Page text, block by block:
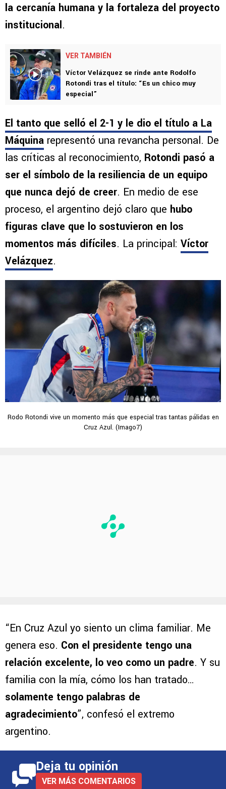
la cercanía humana y la fortaleza del proyecto
institucional.
VER TAMBIÉN
Víctor Velázquez se rinde ante Rodolfo
Rotondi tras el título: “Es un chico muy
especial”
El tanto que selló el 2-1 y le dio el título a La
Máquina representó una revancha personal. De
las críticas al reconocimiento, Rotondi pasó a
ser el símbolo de la resiliencia de un equipo
que nunca dejó de creer. En medio de ese
proceso, el argentino dejó claro que hubo
figuras clave que lo sostuvieron en los
momentos más difíciles. La principal: Víctor
Velázquez.
Rodo Rotondi vive un momento más que especial tras tantas pálidas en
Cruz Azul. (Imago7)
“En Cruz Azul yo siento un clima familiar. Me
genera eso. Con el presidente tengo una
relación excelente, lo veo como un padre. Y su
familia con la mía, cómo los han tratado…
solamente tengo palabras de
agradecimiento”, confesó el extremo
argentino.
Deja tu opinión
VER MÁS COMENTARIOS